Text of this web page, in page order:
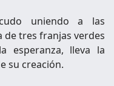
uniendo a las
de tres franjas verdes
esperanza, lleva la
su creación.